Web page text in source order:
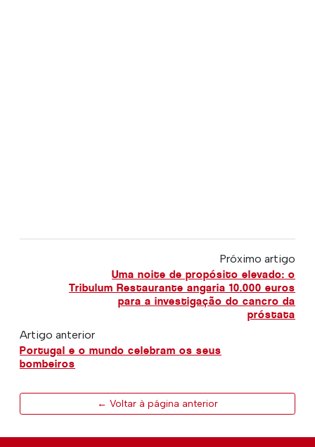
Próximo artigo
Uma noite de propósito elevado: o
Tribulum Restaurante angaria 10.000 euros
para a investigação do cancro da
próstata
Artigo anterior
Portugal e o mundo celebram os seus
bombeiros
← Voltar à página anterior